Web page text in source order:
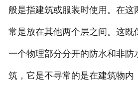
般是指建筑或服装时使用。在这
常是放在其他两个层之间。这既
一个物理部分分开的防水和非防
筑，它是不寻常的是在建筑物内